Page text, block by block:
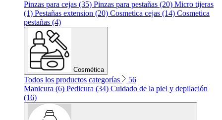
Pinzas para cejas (35) Pinzas para pestañas (20) Micro tijeras
(1) Pestañas extension (20) Cosmetica cejas (14) Cosmetica
pestañas (4)
Cosmética
Todos los productos categorías
56
Manicura (6) Pedicura (34) Cuidado de la piel y depilación
(16)